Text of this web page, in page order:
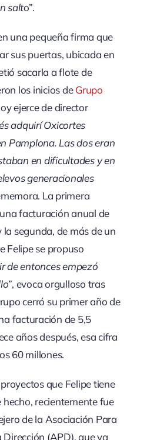
salto”.
una pequeña firma que
sus puertas, ubicada en
sacarla a flote de
los inicios deGrupo
ejerce de director
adquirí Oxicortes
Pamplona. Las dos eran
en dificultades y en
generacionales
La primera
facturación anual de
segunda, de más de un
Felipe se propuso
de entonces empezó
”, evoca orgulloso tras
cerró su primer año de
facturación de 5,5
años después, esa cifra
60 millones.
que Felipe tiene
hecho, recientemente fue
de la Asociación Para
Dirección (APD), que ya